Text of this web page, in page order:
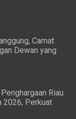
Camat
Dewan yang
Riau
2026, Perkuat